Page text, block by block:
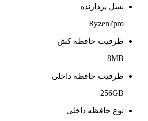
نسل پردازنده
Ryzen7pro
ظرفیت حافظه کش
8MB
ظرفیت حافظه داخلی
256GB
نوع حافظه داخلی